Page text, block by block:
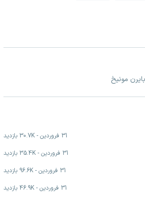
مونیخ
31 فروردين -
30.7K بازدید
31 فروردين -
35.4K بازدید
31 فروردين -
96.6K بازدید
31 فروردين -
46.9K بازدید